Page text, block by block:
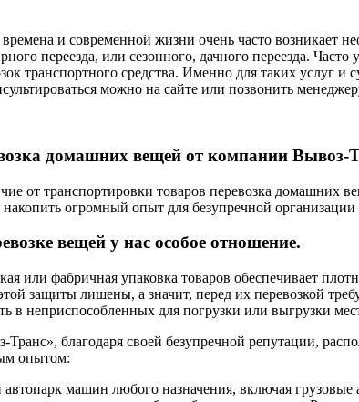
и современной жизни очень часто возникает
переезда, или сезонного, дачного переезда.
транспортного средства. Именно для таких услуг
можно на сайте или позвонить
домашних вещей от компании Вывоз-
от транспортировки товаров перевозка домашних
накопить огромный опыт для безупречной
вещей у нас особое отношение.
или фабричная упаковка товаров обеспечивает
защиты лишены, а значит, перед их перевозкой
в неприспособленных для погрузки или выгрузки
Транс», благодаря своей безупречной репутации,
опытом:
машин любого назначения, включая